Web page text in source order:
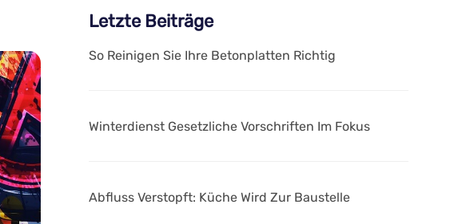
Letzte Beiträge
So Reinigen Sie Ihre Betonplatten Richtig
Winterdienst Gesetzliche Vorschriften Im Fokus
Abfluss Verstopft: Küche Wird Zur Baustelle